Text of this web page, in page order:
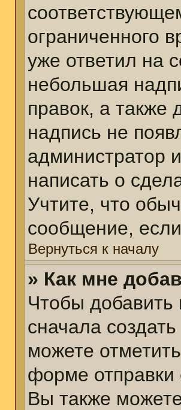
ограниченного
уже ответил на
небольшая
правок, а также
надпись не
администратор
написать о
Учтите, что
сообщение,
Вернуться к началу
» Как мне
Чтобы
сначала
можете
форме отправки
Вы также